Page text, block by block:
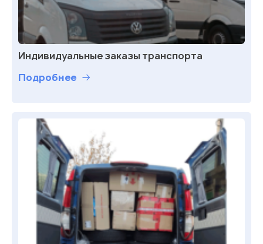
Индивидуальные заказы транспорта
Подробнее